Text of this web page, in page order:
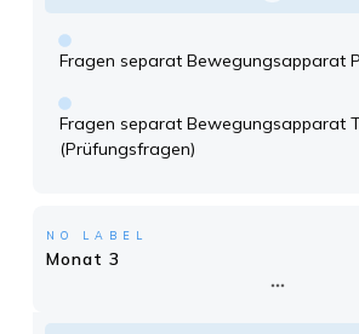
Fragen separat Bewegungsapparat
Fragen separat Bewegungsapparat
(Prüfungsfragen)
NO LABEL
Monat 3